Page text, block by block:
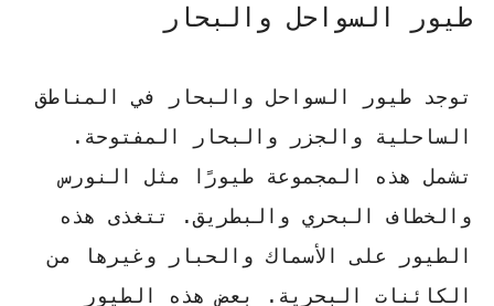
طيور السواحل والبحار
توجد طيور السواحل والبحار في المناطق
الساحلية والجزر والبحار المفتوحة.
تشمل هذه المجموعة طيورًا مثل النورس
والخطاف البحري والبطريق. تتغذى هذه
الطيور على الأسماك والحبار وغيرها من
الكائنات البحرية. بعض هذه الطيور